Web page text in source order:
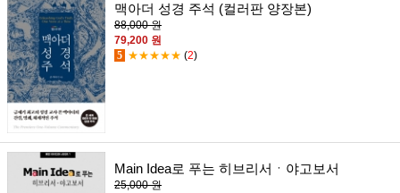
맥아더 성경 주석 (컬러판 양장본)
88,000 원
79,200 원
5 ★★★★★ (2)
Main Idea로 푸는 히브리서ㆍ야고보서
25,000 원